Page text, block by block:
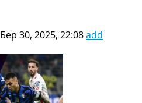
Бер 30, 2025, 22:08add